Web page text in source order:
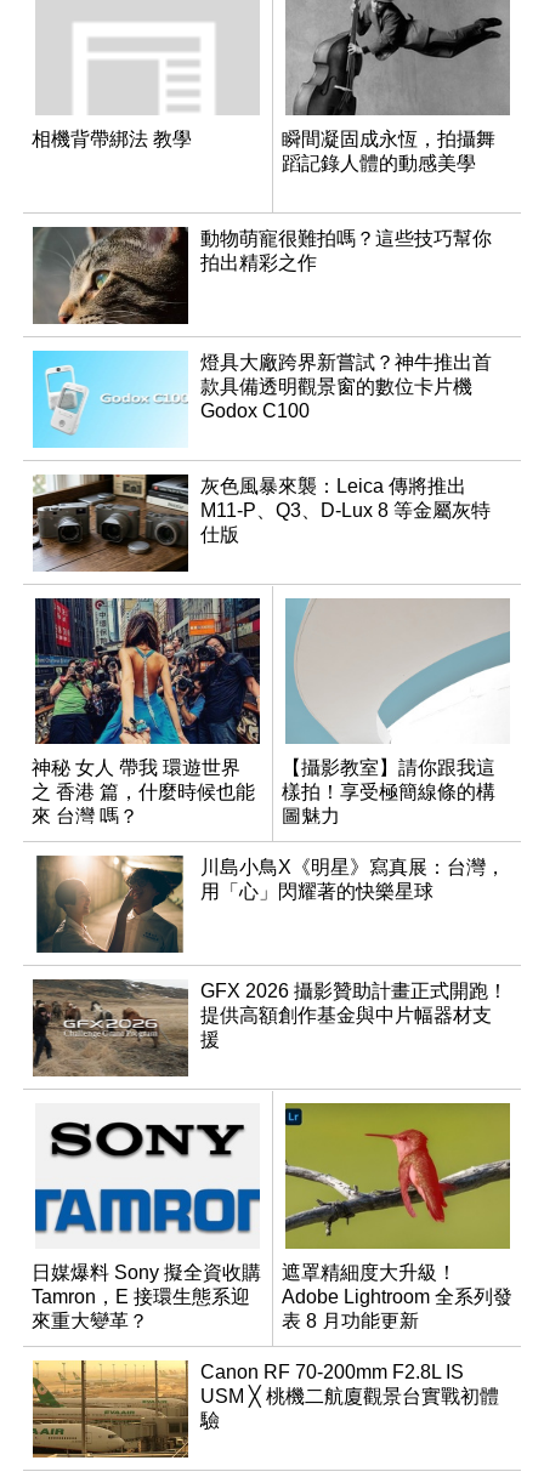
相機背帶綁法 教學
瞬間凝固成永恆，拍攝舞
蹈記錄人體的動感美學
動物萌寵很難拍嗎？這些技巧幫你
拍出精彩之作
燈具大廠跨界新嘗試？神牛推出首
款具備透明觀景窗的數位卡片機
Godox C100
灰色風暴來襲：Leica 傳將推出
M11-P、Q3、D-Lux 8 等金屬灰特
仕版
神秘 女人 帶我 環遊世界
之 香港 篇，什麼時候也能
來 台灣 嗎？
【攝影教室】請你跟我這
樣拍！享受極簡線條的構
圖魅力
川島小鳥X《明星》寫真展：台灣，
用「心」閃耀著的快樂星球
GFX 2026 攝影贊助計畫正式開跑！
提供高額創作基金與中片幅器材支
援
日媒爆料 Sony 擬全資收購
Tamron，E 接環生態系迎
來重大變革？
遮罩精細度大升級！
Adobe Lightroom 全系列發
表 8 月功能更新
Canon RF 70-200mm F2.8L IS
USM ╳ 桃機二航廈觀景台實戰初體
驗